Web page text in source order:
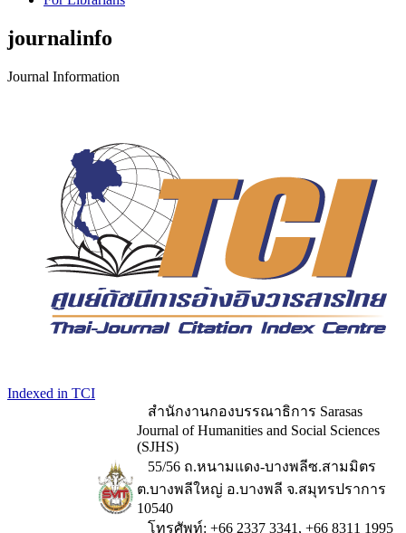
journalinfo
Journal Information
Indexed in TCI
สำนักงานกองบรรณาธิการ Sarasas
Journal of Humanities and Social Sciences
(SJHS)
55/56 ถ.หนามแดง-บางพลีซ.สามมิตร
ต.บางพลีใหญ่ อ.บางพลี จ.สมุทรปราการ
10540
โทรศัพท์: +66 2337 3341, +66 8311 1995